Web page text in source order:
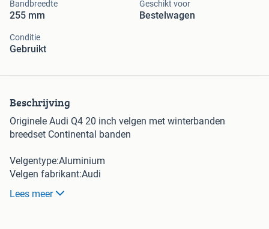
Bandbreedte
255 mm
Geschikt voor
Bestelwagen
Conditie
Gebruikt
Beschrijving
Originele Audi Q4 20 inch velgen met winterbanden
breedset Continental banden
Velgentype:Aluminium
Velgen fabrikant:Audi
Velgenbreedte:8j voor 9j achter
Lees meer